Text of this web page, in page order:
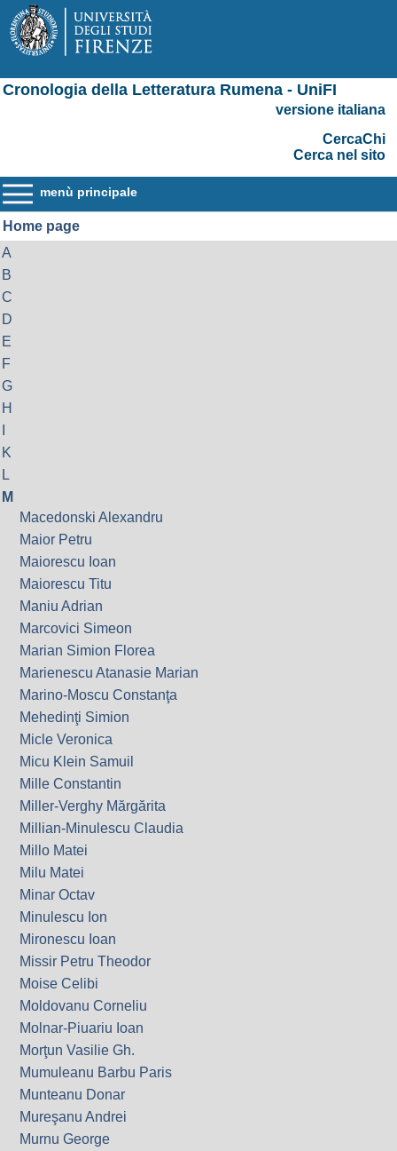
Cronologia della Letteratura Rumena - UniFI
versione italiana
CercaChi
Cerca nel sito
menù principale
Home page
A
B
C
D
E
F
G
H
K
L
M
Macedonski Alexandru
Maior Petru
Maiorescu Ioan
Maiorescu Titu
Maniu Adrian
Marcovici Simeon
Marian Simion Florea
Marienescu Atanasie Marian
Marino-Moscu Constanţa
Mehedinţi Simion
Micle Veronica
Micu Klein Samuil
Mille Constantin
Miller-Verghy Mărgărita
Millian-Minulescu Claudia
Millo Matei
Milu Matei
Minar Octav
Minulescu Ion
Mironescu Ioan
Missir Petru Theodor
Moise Celibi
Moldovanu Corneliu
Molnar-Piuariu Ioan
Morţun Vasilie Gh.
Mumuleanu Barbu Paris
Munteanu Donar
Mureşanu Andrei
Murnu George